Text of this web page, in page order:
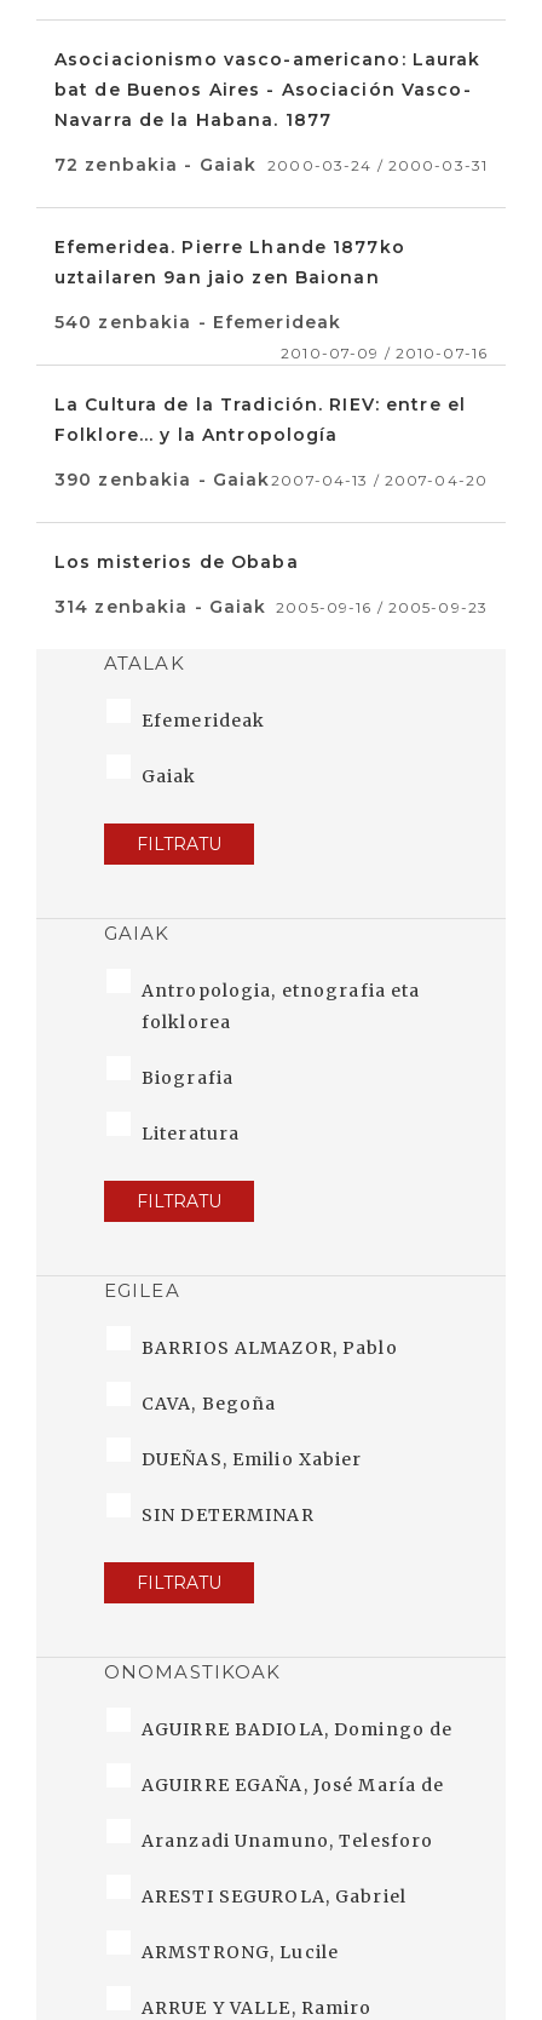
Asociacionismo vasco-americano: Laurak
bat de Buenos Aires - Asociación Vasco-
Navarra de la Habana. 1877
72 zenbakia - Gaiak 2000-03-24 / 2000-03-31
Efemeridea. Pierre Lhande 1877ko
uztailaren 9an jaio zen Baionan
540 zenbakia - Efemerideak
2010-07-09 / 2010-07-16
La Cultura de la Tradición. RIEV: entre el
Folklore... y la Antropología
390 zenbakia - Gaiak2007-04-13 / 2007-04-20
Los misterios de Obaba
314 zenbakia - Gaiak 2005-09-16 / 2005-09-23
ATALAK
Efemerideak
Gaiak
FILTRATU
GAIAK
Antropologia, etnografia eta
folklorea
Biografia
Literatura
FILTRATU
EGILEA
BARRIOS ALMAZOR, Pablo
CAVA, Begoña
DUEÑAS, Emilio Xabier
SIN DETERMINAR
FILTRATU
ONOMASTIKOAK
AGUIRRE BADIOLA, Domingo de
AGUIRRE EGAÑA, José María de
Aranzadi Unamuno, Telesforo
ARESTI SEGUROLA, Gabriel
ARMSTRONG, Lucile
ARRUE Y VALLE, Ramiro